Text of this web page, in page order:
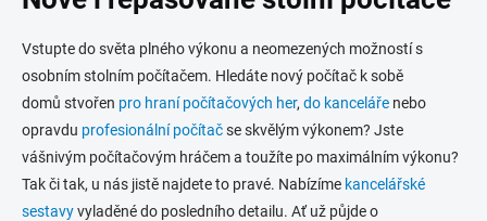
Vstupte do světa plného výkonu a neomezených možností s
osobním stolním počítačem. Hledáte nový počítač k sobě
domů stvořen pro hraní počítačových her, do kanceláře nebo
opravdu profesionální počítačse skvělým výkonem? Jste
vášnivým počítačovým hráčem a toužíte po maximálním výkonu?
Tak či tak, u nás jistě najdete to pravé. Nabízíme kancelářské
sestavyvyladěné do posledního detailu. Ať už půjde o